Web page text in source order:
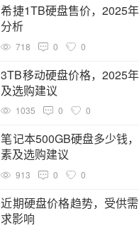
希捷1TB硬盘售价，2025
分析
718 0 0
3TB移动硬盘价格，2025
及选购建议
1035 0 0
笔记本500GB硬盘多少钱
素及选购建议
913 0 0
近期硬盘价格趋势，受供
求影响